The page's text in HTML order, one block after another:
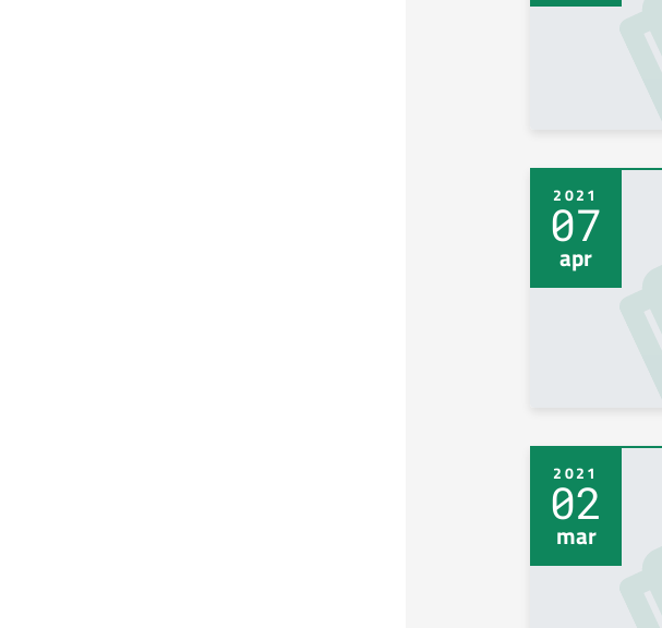
2021
07
apr
2021
02
mar